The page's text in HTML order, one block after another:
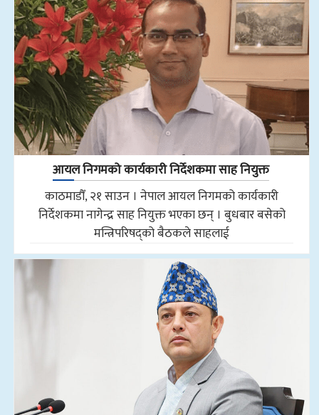
आयल निगमको कार्यकारी निर्देशकमा साह नियुक्त
काठमाडौँ, २१ साउन । नेपाल आयल निगमको कार्यकारी
निर्देशकमा नागेन्द्र साह नियुक्त भएका छन् । बुधबार बसेको
मन्त्रिपरिषद्को बैठकले साहलाई